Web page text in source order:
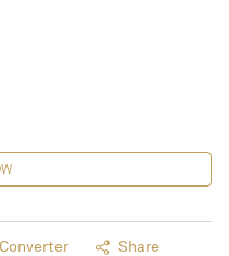
Share